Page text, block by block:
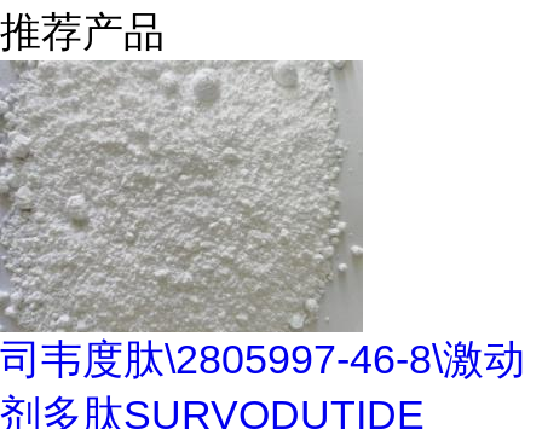
推荐产品
司韦度肽\2805997-46-8\激动
剂多肽SURVODUTIDE